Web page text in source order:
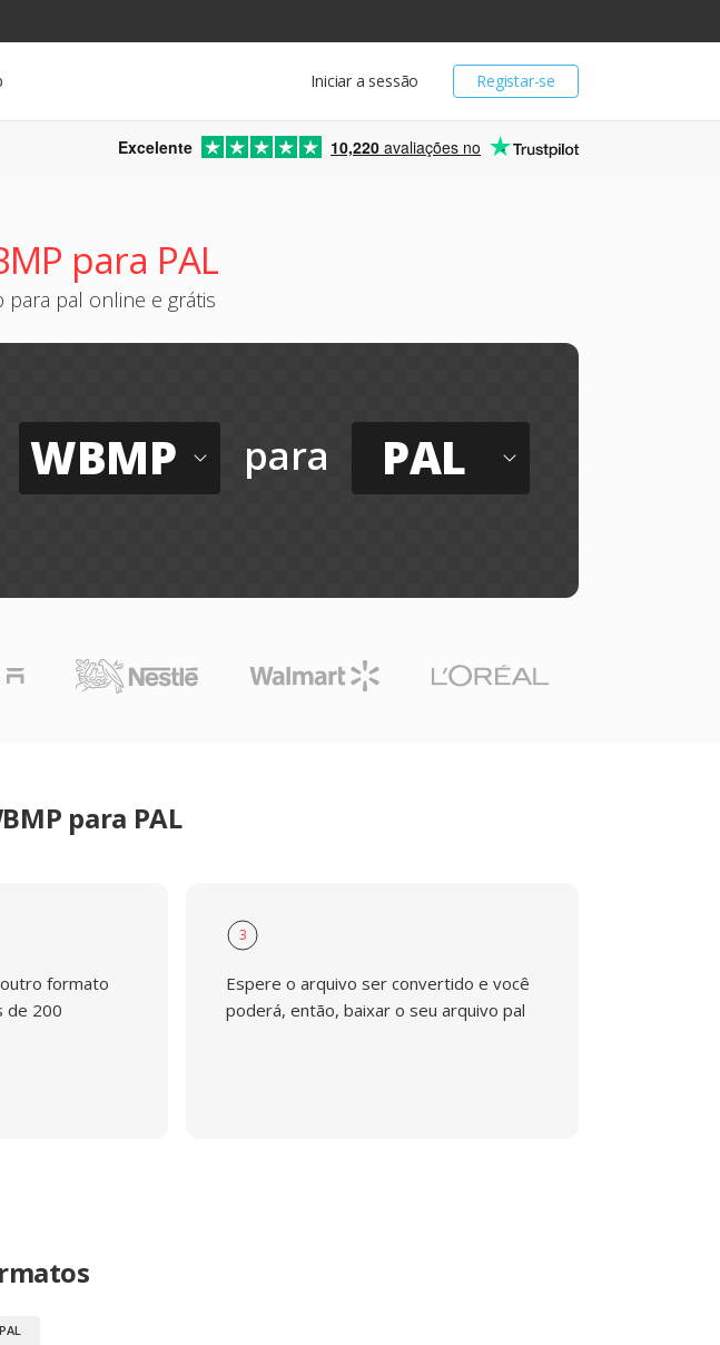
Registar-se
Iniciar a sessão
Excelente 10,220 avaliações no
para PAL
para pal online e grátis
WBMP para PAL
para PAL
outro formato
de 200
3
Espere o arquivo ser convertido e você
poderá, então, baixar o seu arquivo pal
PAL